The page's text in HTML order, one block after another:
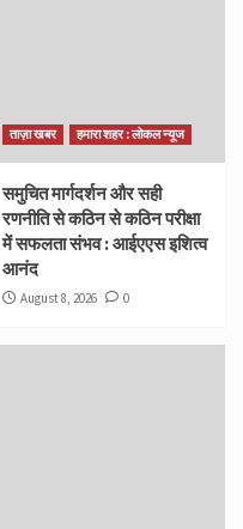
ताज़ा खबर हमारा शहर : लोकल न्यूज
समुचित मार्गदर्शन और सही
रणनीति से कठिन से कठिन परीक्षा
में सफलता संभव : आईएएस इशित्व
आनंद
August 8, 2026 0